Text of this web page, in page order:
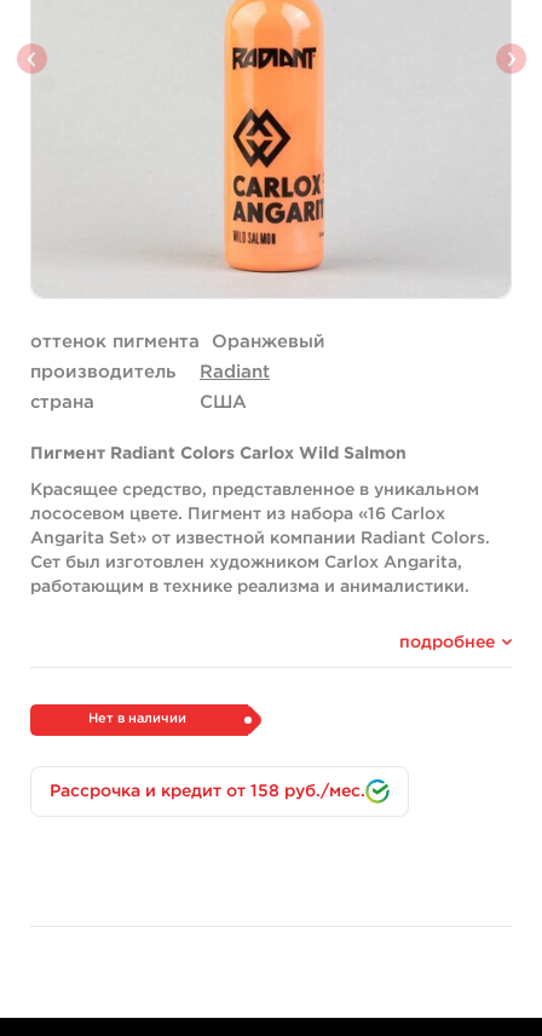
оттенок пигмента
Оранжевый
производитель
Radiant
страна
США
Пигмент Radiant Colors Carlox Wild Salmon
Красящее средство, представленное в уникальном
лососевом цвете. Пигмент из набора «16 Carlox
Angarita Set» от известной компании Radiant Colors.
Сет был изготовлен художником Carlox Angarita,
работающим в технике реализма и анималистики.
окружающей среды. Пигменты подвергаются
диспергированию, чтобы получить однородную
Во флаконах содержатся только безопасные
пигменты, для разбавления которых добавляют
подробнее
Нет в наличии
Рассрочка и кредит от 158 руб./мес.